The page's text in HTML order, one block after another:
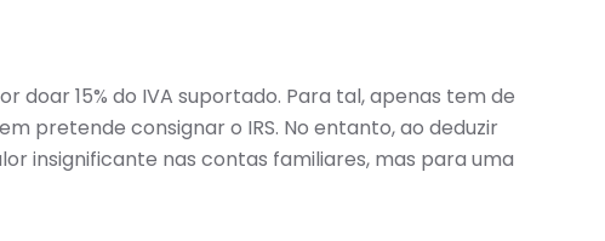
15% do IVA suportado. Para tal, apenas tem de
pretende consignar o IRS. No entanto, ao deduzir
insignificante nas contas familiares, mas para uma